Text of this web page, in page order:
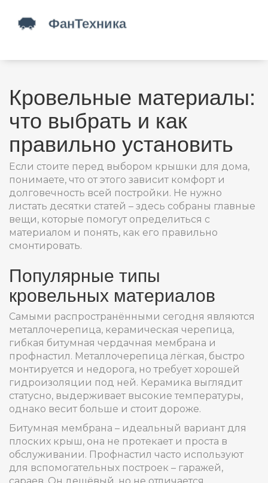
Кровельные материалы:
что выбрать и как
правильно установить
Если стоите перед выбором крышки для дома,
понимаете, что от этого зависит комфорт и
долговечность всей постройки. Не нужно
листать десятки статей – здесь собраны главные
вещи, которые помогут определиться с
материалом и понять, как его правильно
смонтировать.
Популярные типы
кровельных материалов
Самыми распространёнными сегодня являются
металлочерепица, керамическая черепица,
гибкая битумная чердачная мембрана и
профнастил. Металлочерепица лёгкая, быстро
монтируется и недорога, но требует хорошей
гидроизоляции под ней. Керамика выглядит
статусно, выдерживает высокие температуры,
однако весит больше и стоит дороже.
Битумная мембрана – идеальный вариант для
плоских крыш, она не протекает и проста в
обслуживании. Профнастил часто используют
для вспомогательных построек – гаражей,